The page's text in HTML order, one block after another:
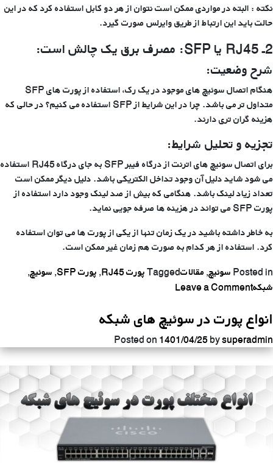
نکته : البته در مواردی ممکن است نتوان از هر دو کابل استفاده کرد که در این
حالت باید این ارتباط از طریق وایرلس صورت گیرد.
2ـ RJ45 یا : مصرف برق یک چالش است:
شرح وضعیت:
هنگام اتصال سوئیچ های موجود در یک رک، استفاده از پورت های SFP
متداول تر می باشد. چرا در این شرایط از SFP استفاده می کنیم؟ در حالی که
هزینه گران تری دارند.
تجزیه و تحلیل شرایط:
برای اتصال سوئیچ های اترنت از درگاه فیبر SFP به جای درگاه RJ45 استفاده
می شود شاید دلیل آن وجود تداخل الکتریکی باشد. دلیل دیگر ممکن است
تعداد زیاد لینک باشد. هنگامی که بیش از صد لینک وجود دارد استفاده از
پورت SFP می تواند در هزینه ها صرفه جویی نماید.
به خاطر داشته باشید در یک زمان تنها از یکی از پورت ها می توان استفاده
کرد. استفاده از هر کدام به صورت هم زمان غیر ممکن است.
Posted in سوئیچ, مقالاتTaggedپورت RJ45 , پورت SFP , سوئیچ,
شبکهLeave a Comment
پورت
های
SFP
RJ45
در
سوئیچ
ها
انواع پورت در سوئیچ های شبکه
Posted on 1401/04/25bysuperadmin